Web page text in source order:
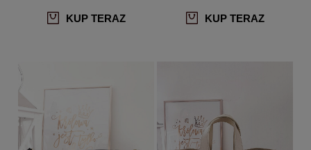
KUP TERAZ KUP TERAZ